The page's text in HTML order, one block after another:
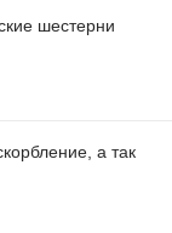
шестерни
а так